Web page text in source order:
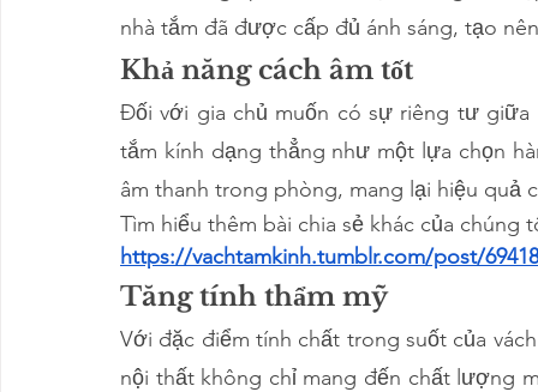
nhà tắm đã được cấp đủ ánh sáng, tạo
Khả năng cách âm tốt
Đối với gia chủ muốn có sự riêng tư giữa
tắm kính dạng thẳng như một lựa chọn
âm thanh trong phòng, mang lại hiệu quả
Tìm hiểu thêm bài chia sẻ khác của chúng
https://vachtamkinh.tumblr.com/post/
Tăng tính thẩm mỹ
Với đặc điểm tính chất trong suốt của
nội thất không chỉ mang đến chất lượng